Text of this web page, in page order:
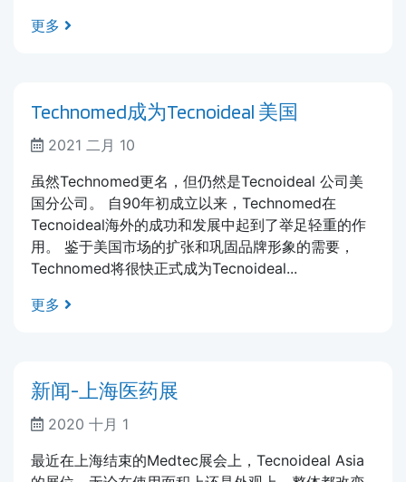
更多
Technomed成为Tecnoideal 美国
2021 二月 10
虽然Technomed更名，但仍然是Tecnoideal 公司美
国分公司。 自90年初成立以来，Technomed在
Tecnoideal海外的成功和发展中起到了举足轻重的作
用。 鉴于美国市场的扩张和巩固品牌形象的需要，
Technomed将很快正式成为Tecnoideal...
更多
新闻-上海医药展
2020 十月 1
最近在上海结束的Medtec展会上，Tecnoideal Asia